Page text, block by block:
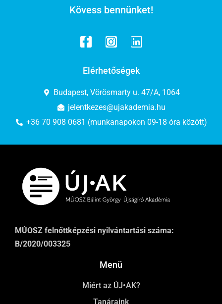
Kövess bennünket!
Elérhetőségek
Budapest, Vörösmarty u. 47/A, 1064
jelentkezes@ujakademia.hu
+36 70 908 0681 (munkanapokon 09-18 óra között)
MÚOSZ felnőttképzési nyilvántartási száma:
B/2020/003325
Menü
Miért az ÚJ•AK?
Tanáraink